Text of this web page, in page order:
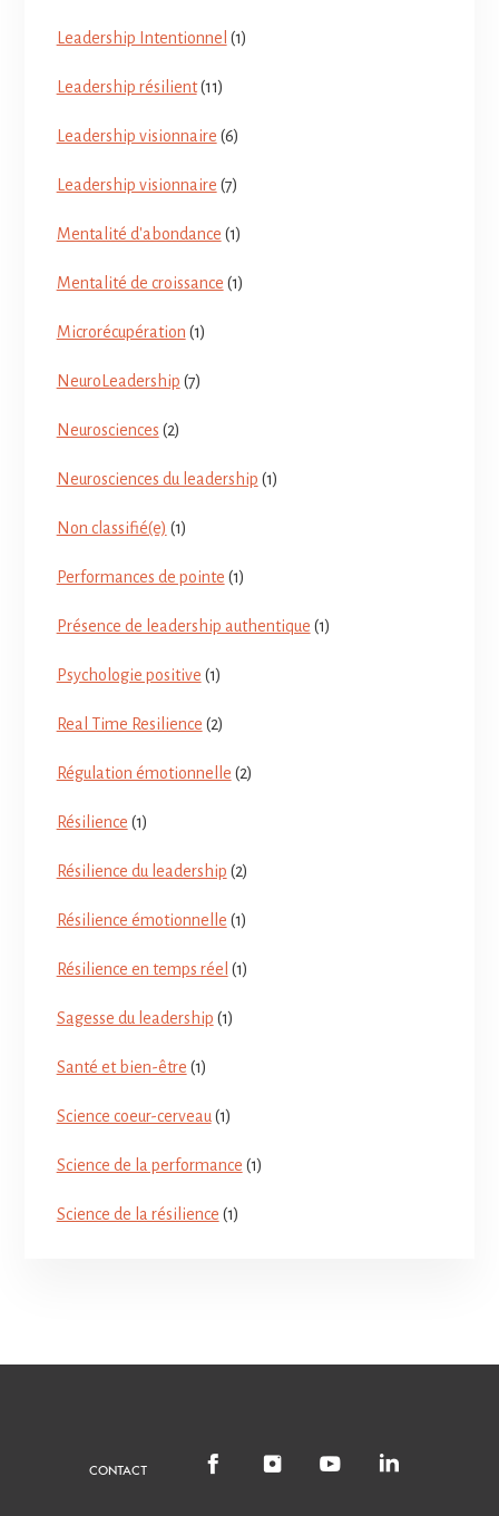
Leadership Intentionnel (1)
Leadership résilient(11)
Leadership visionnaire (6)
Leadership visionnaire (7)
Mentalité d'abondance (1)
Mentalité de croissance (1)
Microrécupération (1)
NeuroLeadership (7)
Neurosciences (2)
Neurosciences du leadership (1)
Non classifié(e) (1)
Performances de pointe (1)
Présence de leadership authentique (1)
Psychologie positive (1)
Real Time Resilience (2)
Régulation émotionnelle (2)
Résilience (1)
Résilience du leadership (2)
Résilience émotionnelle (1)
Résilience en temps réel (1)
Sagesse du leadership (1)
Santé et bien-être (1)
Science coeur-cerveau (1)
Science de la performance (1)
Science de la résilience (1)
CONTACT